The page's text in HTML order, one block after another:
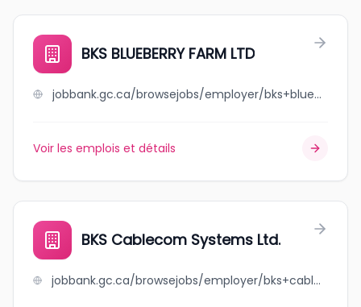
BKS BLUEBERRY FARM LTD
jobbank.gc.ca/browsejobs/employer/bks+blueberry+farm+ltd/ca
Voir les emplois et détails
BKS Cablecom Systems Ltd.
jobbank.gc.ca/browsejobs/employer/bks+cablecom+systems+ltd./ca